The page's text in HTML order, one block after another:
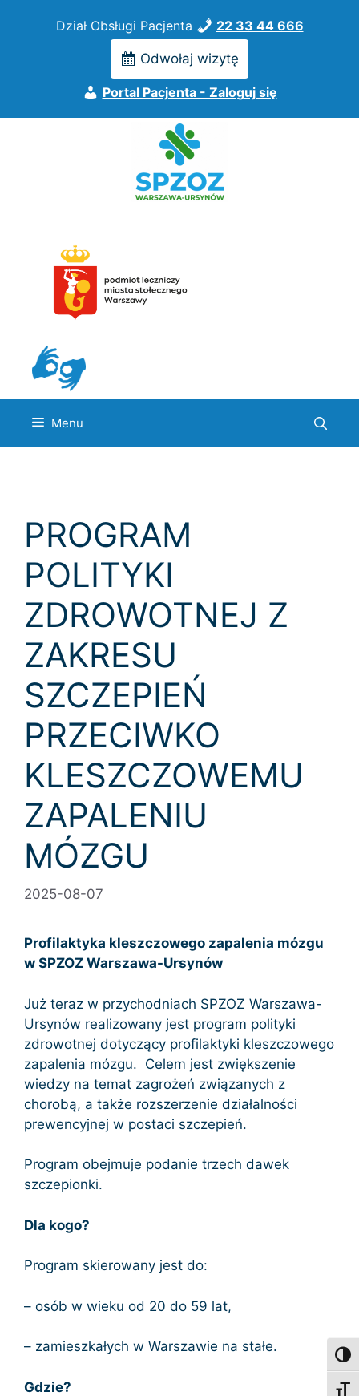
Dział Obsługi Pacjenta 22 33 44 666
Odwołaj wizytę
Portal Pacjenta - Zaloguj się
Menu
PROGRAM
POLITYKI
ZDROWOTNEJ Z
ZAKRESU
SZCZEPIEŃ
PRZECIWKO
KLESZCZOWEMU
ZAPALENIU
MÓZGU
2025-08-07
Profilaktyka kleszczowego zapalenia mózgu
w SPZOZ Warszawa-Ursynów
Już teraz w przychodniach SPZOZ Warszawa-
Ursynów realizowany jest program polityki
zdrowotnej dotyczący profilaktyki kleszczowego
zapalenia mózgu. Celem jest zwiększenie
wiedzy na temat zagrożeń związanych z
chorobą, a także rozszerzenie działalności
prewencyjnej w postaci szczepień.
Program obejmuje podanie trzech dawek
szczepionki.
Dla kogo?
Program skierowany jest do:
– osób w wieku od 20 do 59 lat,
– zamieszkałych w Warszawie na stałe.
Gdzie?